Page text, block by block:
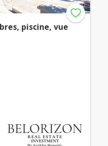
piscine, vue